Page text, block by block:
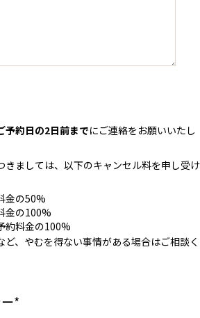
予約日の2日前までにご連絡をお願いいたし
きましては、以下のキャンセル料を申し受け
金の50%
金の100%
約料金の100%
、やむを得ない事情がある場合はご相談く
*